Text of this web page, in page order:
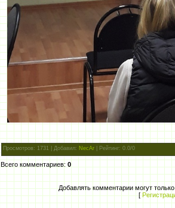
Просмотров: 1731 | Добавил: NecAr| Рейтинг: 0.0/0
Всего комментариев: 0
Добавлять комментарии могут
[